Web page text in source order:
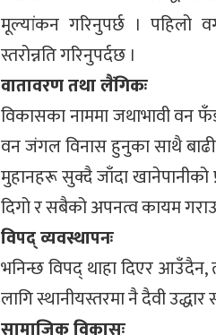
मूल्यांकन गरिनुपर्छ । पहिलो
स्तरोन्नति गरिनुपर्दछ ।
वातावरण तथा लैंगिकः
विकासका नाममा जथाभावी वन
वन जंगल विनास हुनुका साथै
मुहानहरू सुक्दै जाँदा खानेपानीको
दिगो र सबैको अपनत्व कायम
विपद् व्यवस्थापनः
भनिन्छ विपद् थाहा दिएर
लागि स्थानीयस्तरमा नै दैवी उद्धार